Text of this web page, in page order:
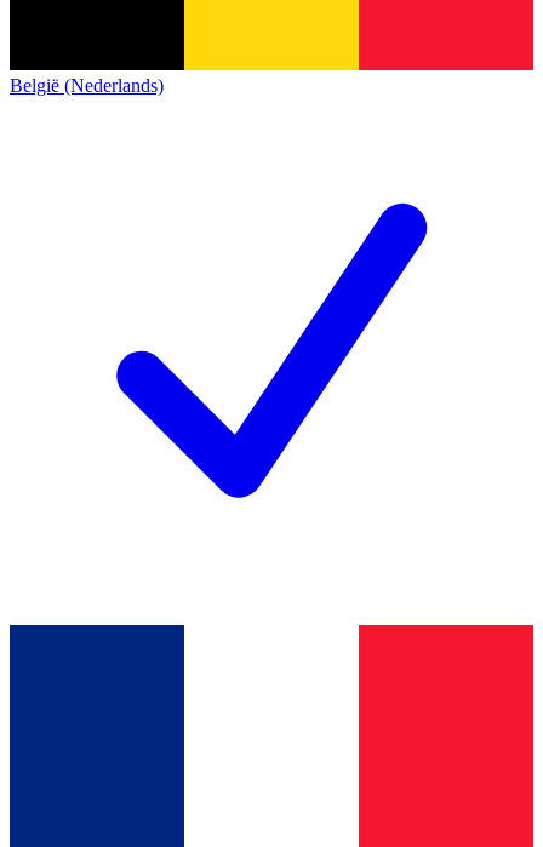
België (Nederlands)